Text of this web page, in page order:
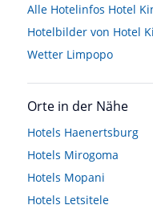
Alle Hotelinfos Hotel
Hotelbilder von Hotel
Wetter Limpopo
Orte in der Nähe
Hotels Haenertsburg
Hotels Mirogoma
Hotels Mopani
Hotels Letsitele